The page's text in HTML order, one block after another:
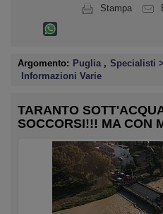
Stampa
Argomento: Puglia , Specialisti >
Informazioni Varie
TARANTO
SOCCORSI!!! MA CON